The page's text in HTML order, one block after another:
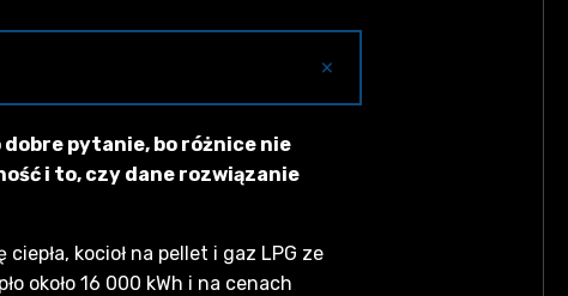
×
tys. zł (zbiornik ~4 800 zł) i ~6
UDT (300–500 zł); wybierz
dobre pytanie, bo różnice nie
i to, czy dane rozwiązanie
kocioł na pellet i gaz LPG ze
około 16 000 kWh i na cenach